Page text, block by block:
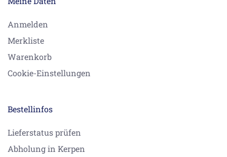
Anmelden
Merkliste
Warenkorb
Cookie-Einstellungen
Bestellinfos
Lieferstatus prüfen
Abholung in Kerpen